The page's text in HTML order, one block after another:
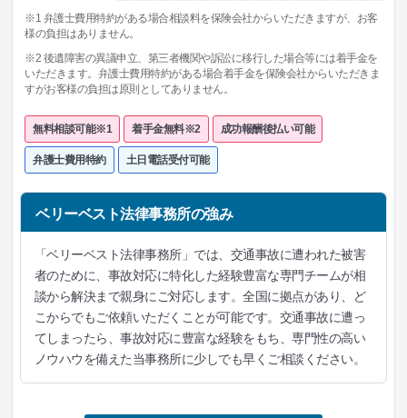
※1 弁護士費用特約がある場合相談料を保険会社からいただきますが、お客
様の負担はありません。
※2 後遺障害の異議申立、第三者機関や訴訟に移行した場合等には着手金を
いただきます。弁護士費用特約がある場合着手金を保険会社からいただきま
すがお客様の負担は原則としてありません。
無料相談可能※1 着手金無料※2 成功報酬後払い可能
弁護士費用特約 土日電話受付可能
ベリーベスト法律事務所の強み
「ベリーベスト法律事務所」では、交通事故に遭われた被害
者のために、事故対応に特化した経験豊富な専門チームが相
談から解決まで親身にご対応します。全国に拠点があり、ど
こからでもご依頼いただくことが可能です。交通事故に遭っ
てしまったら、事故対応に豊富な経験をもち、専門性の高い
ノウハウを備えた当事務所に少しでも早くご相談ください。